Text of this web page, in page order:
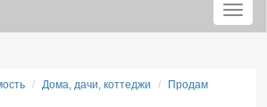
Меню
Дома, дачи, коттеджи
Продам